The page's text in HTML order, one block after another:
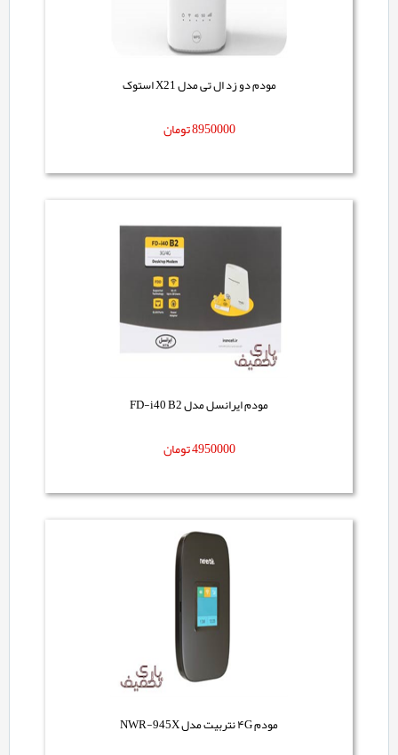
مودم دو زد ال تی مدل X21 استوک
8950000تومان
مودم ایرانسل مدل FD-i40 B2
4950000تومان
مودم ۴G نتربیت مدل NWR-945X